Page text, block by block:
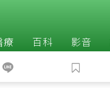
療 百科 影音